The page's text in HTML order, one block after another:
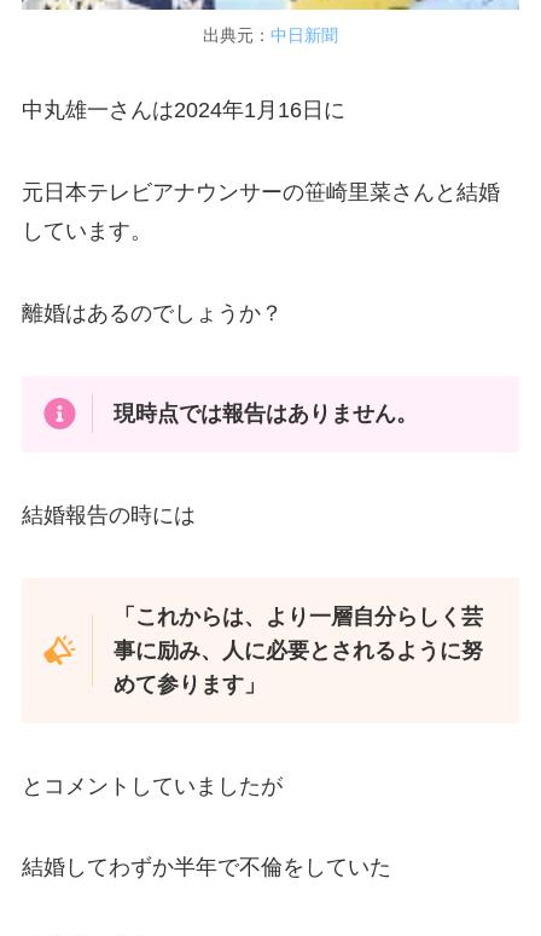
出典元： 中日新聞
中丸雄一さんは2024年1月16日に
元日本テレビアナウンサーの笹崎里菜さんと結婚
しています。
離婚はあるのでしょうか？
現時点では報告はありません。
結婚報告の時には
「これからは、より一層自分らしく芸
事に励み、人に必要とされるように努
めて参ります」
とコメントしていましたが
結婚してわずか半年で不倫をしていた